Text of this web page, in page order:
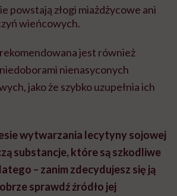
powstają złogi miażdżycowe ani
wieńcowych.
jest również
nienasyconych
jako że szybko uzupełnia ich
wytwarzania lecytyny sojowej
substancje, które są szkodliwe
– zanim zdecydujesz się ją
sprawdź źródło jej